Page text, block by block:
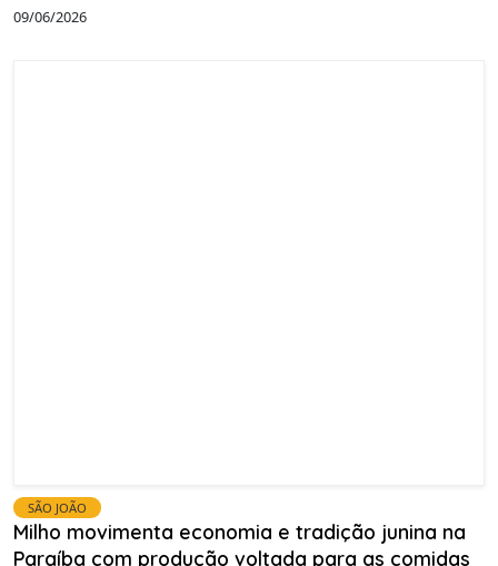
09/06/2026
SÃO JOÃO
Milho movimenta economia e tradição junina na
Paraíba com produção voltada para as comidas